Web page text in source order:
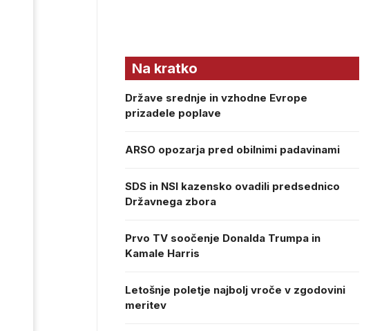
Na kratko
Države srednje in vzhodne Evrope
prizadele poplave
ARSO opozarja pred obilnimi padavinami
SDS in NSI kazensko ovadili predsednico
Državnega zbora
Prvo TV soočenje Donalda Trumpa in
Kamale Harris
Letošnje poletje najbolj vroče v zgodovini
meritev